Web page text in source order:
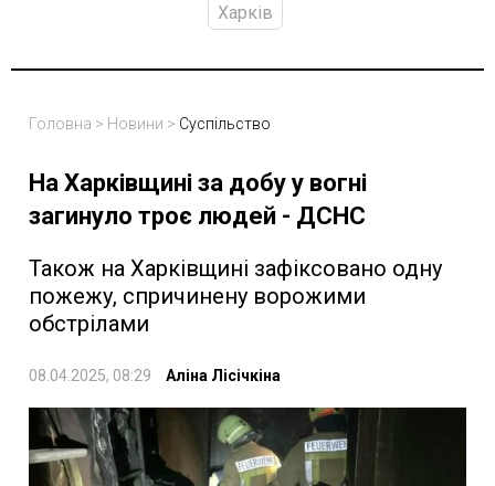
Харків
Головна > Новини > Суспільство
На Харківщині за добу у вогні
загинуло троє людей - ДСНС
Також на Харківщині зафіксовано одну
пожежу, спричинену ворожими
обстрілами
08.04.2025, 08:29 Аліна Лісічкіна